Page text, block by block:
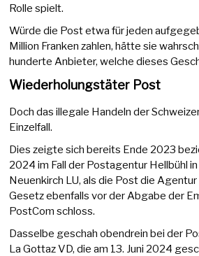
Rolle spielt.
Würde die Post etwa für jeden
Million Franken zahlen, hätte sie
hunderte Anbieter, welche dieses
Wiederholungstäter Post
Doch das illegale Handeln der
Einzelfall.
Dies zeigte sich bereits Ende 2023
2024 im Fall der Postagentur Hellbühl
Neuenkirch LU, als die Post die
Gesetz ebenfalls vor der Abgabe der
PostCom schloss.
Dasselbe geschah obendrein bei der
La Gottaz VD, die am 13. Juni 2024